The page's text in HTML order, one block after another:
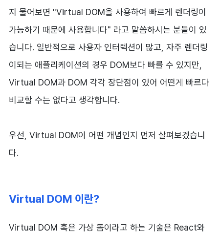
지 물어보면 "Virtual DOM을 사용하여 빠르게 렌더링이
가능하기 때문에 사용합니다" 라고 말씀하시는 분들이 있
습니다. 일반적으로 사용자 인터렉션이 많고, 자주 렌더링
이되는 애플리케이션의 경우 DOM보다 빠를 수 있지만,
Virtual DOM과 DOM 각각 장단점이 있어 어떤게 빠르다
비교할 수는 없다고 생각합니다.
우선, Virtual DOM이 어떤 개념인지 먼저 살펴보겠습니
다.
Virtual DOM 이란?
Virtual DOM 혹은 가상 돔이라고 하는 기술은 React와